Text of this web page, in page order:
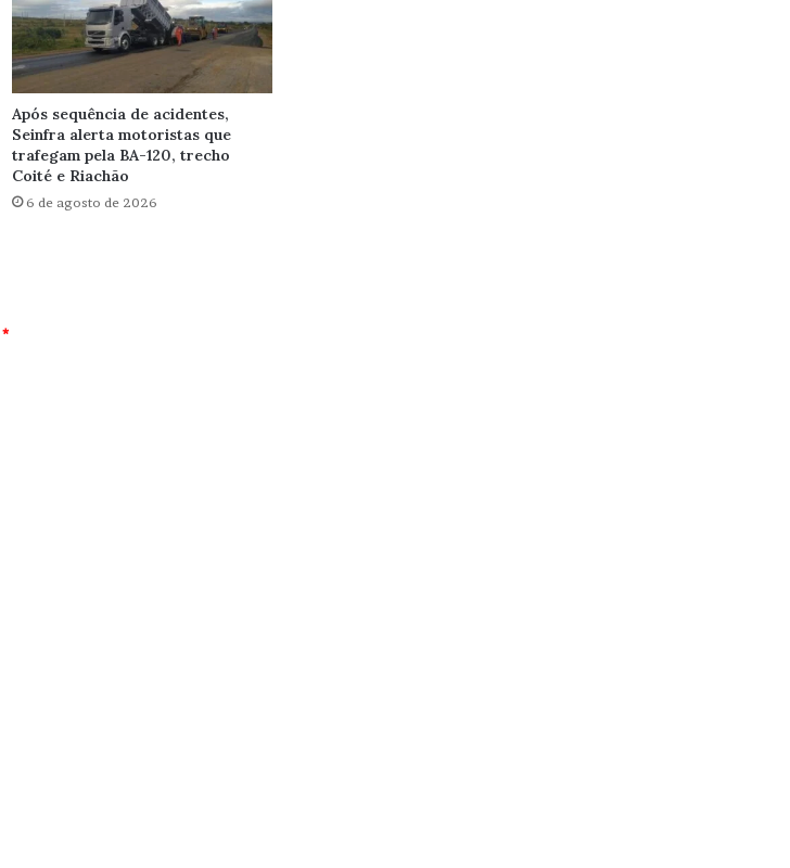
Após sequência de acidentes,
Seinfra alerta motoristas que
trafegam pela BA-120, trecho
Coité e Riachão
6 de agosto de 2026
*